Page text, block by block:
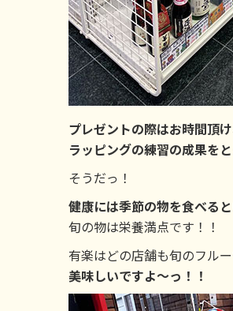
プレゼントの際はお時間頂
ラッピングの練習の成果を
そうだっ！
健康には季節の物を食べる
旬の物は栄養満点です！！
有楽はどの店舗も旬のフル
美味しいですよ～っ！！